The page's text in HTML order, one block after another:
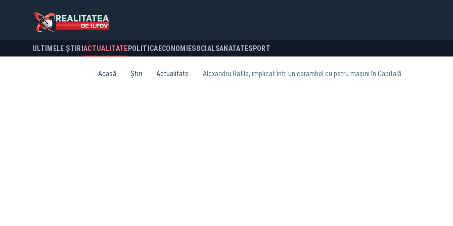
ULTIMELE ȘTIRI ACTUALITATE POLITICA ECONOMIESOCIALSANATATESPORT
Acasă Știri Actualitate Alexandru Rafila, implicat într-un carambol cu patru mașini în Capitală